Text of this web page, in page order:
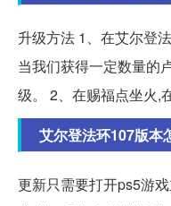
升级方法 1、在艾尔登
当我们获得一定数量的
级。 2、在赐福点坐火,
艾尔登法环107版本
更新只需要打开ps5游